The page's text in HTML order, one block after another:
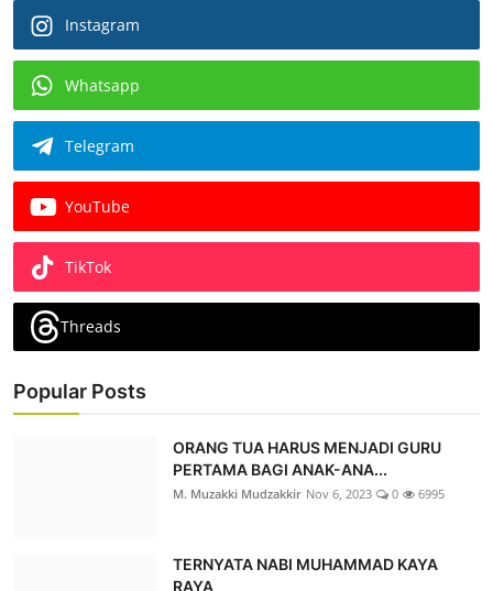
Instagram
Whatsapp
Telegram
YouTube
TikTok
Threads
Popular Posts
ORANG TUA HARUS MENJADI GURU
PERTAMA BAGI ANAK-ANA...
M. Muzakki Mudzakkir Nov 6, 2023 0 6995
TERNYATA NABI MUHAMMAD KAYA
RAYA